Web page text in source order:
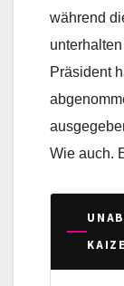
während
Präsident
Wie auch.